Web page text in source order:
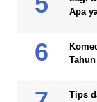
Apa
Tips